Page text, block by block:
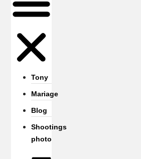
Tony
Mariage
Blog
Shootings
photo